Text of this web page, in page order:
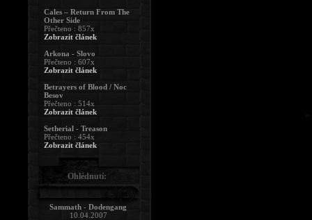
Cales – Return From The
Other Side
Přečteno : 857x
Zobrazit článek
Arkona - Slovo
Přečteno : 607x
Zobrazit článek
Betrayers of Blood / Noc
Besov
Přečteno : 514x
Zobrazit článek
Setherial - Treason
Přečteno : 454x
Zobrazit článek
Ohlédnutí:
Sammath - Dodengang
10.04.2007